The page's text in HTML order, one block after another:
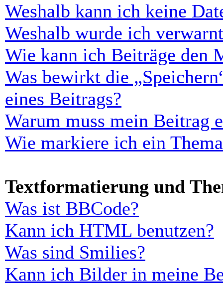
Weshalb kann ich keine
Weshalb wurde ich
Wie kann ich Beiträge den
Was bewirkt die
eines Beitrags?
Warum muss mein Beitrag
Wie markiere ich ein
Textformatierung und
Was ist BBCode?
Kann ich HTML benutzen?
Was sind Smilies?
Kann ich Bilder in meine